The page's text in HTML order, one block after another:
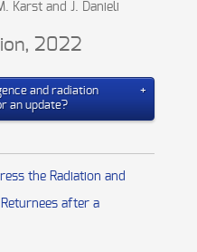
Karst and J. Danieli
2022
and radiation
an update?
the Radiation and
after a